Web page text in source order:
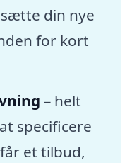
din nye
for kort
– helt
specificere
et tilbud,